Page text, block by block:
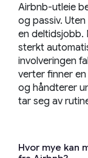
Airbnb-utleie
og passiv.
en deltidsjobb.
sterkt
involveringen
verter finner
og håndterer
tar seg av
Hvor mye kan